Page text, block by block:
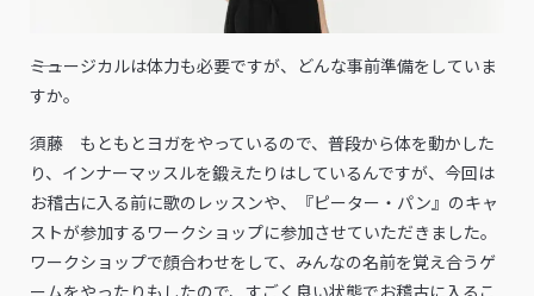
――ミュージカルは体力も必要ですが、どんな事前準備をしていま
すか。
須藤 もともとヨガをやっているので、普段から体を動かした
り、インナーマッスルを鍛えたりはしているんですが、今回は
お稽古に入る前に歌のレッスンや、『ピーター・パン』のキャ
ストが参加するワークショップに参加させていただきました。
ワークショップで顔合わせをして、みんなの名前を覚え合うゲ